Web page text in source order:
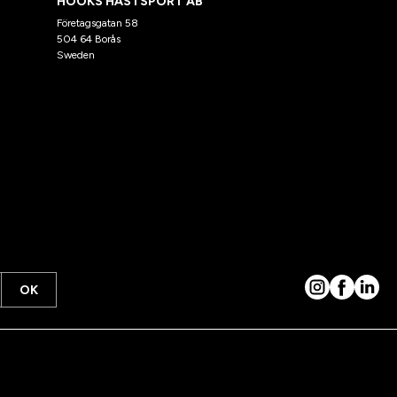
Företagsgatan 58
504 64 Borås
Sweden
OK